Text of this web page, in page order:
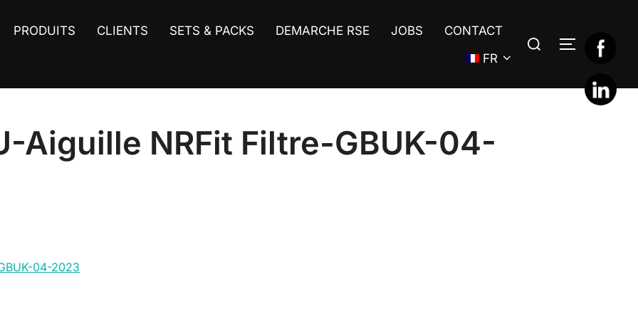
PRODUITS CLIENTS SETS & PACKS DEMARCHE RSE JOBS
CONTACT
FR
Rechercher :
Aiguille NRFit Filtre-GBUK-04-
04-2023